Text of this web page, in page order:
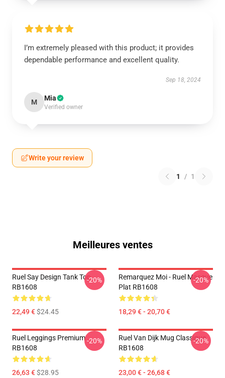
I’m extremely pleased with this product; it provides
dependable performance and excellent quality.
Sep 18, 2024
M Mia
Verified owner
Write your review
1 / 1
Meilleures ventes
Ruel Say Design Tank Top
RB1608
22,49 €$24.45
-20%
Remarquez Moi - Ruel Masque
Plat RB1608
18,29 € - 20,70 €
-20%
Ruel Leggings Premium
RB1608
26,63 €$28.95
-20%
Ruel Van Dijk Mug Classique
RB1608
23,00 € - 26,68 €
-20%